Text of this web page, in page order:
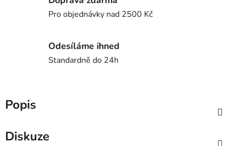
Pro objednávky nad 2500 Kč
Odesíláme ihned
Standardně do 24h
Popis
Diskuze